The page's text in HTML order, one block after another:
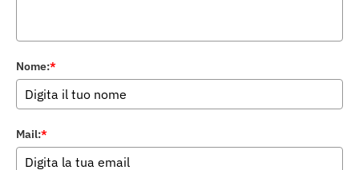
Nome:*
Mail:*